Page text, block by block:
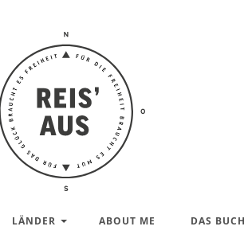
Reis'
aus –
Reiseblog
LÄNDER ABOUT ME DAS BUCH